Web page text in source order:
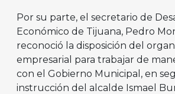
Por su parte, el secretario de
Económico de Tijuana, Pedro
reconoció la disposición del
empresarial para trabajar de
con el Gobierno Municipal, en
instrucción del alcalde Ismael